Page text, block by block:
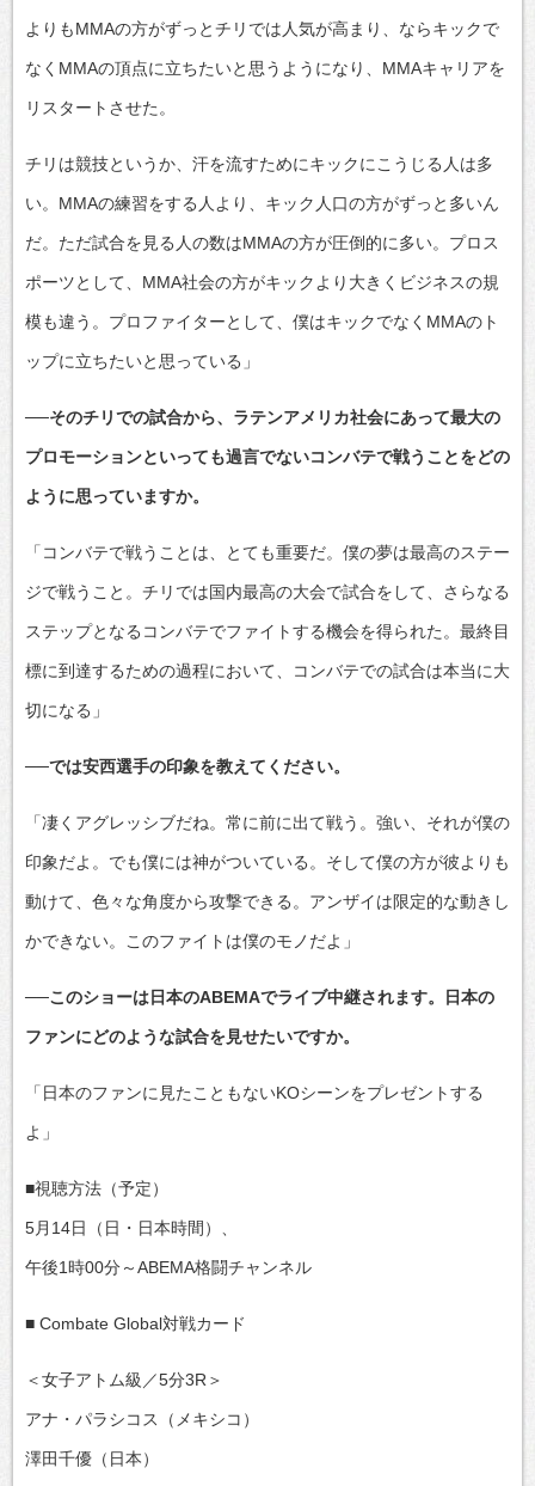
よりもMMAの方がずっとチリでは人気が高まり、ならキックで
なくMMAの頂点に立ちたいと思うようになり、MMAキャリアを
リスタートさせた。
チリは競技というか、汗を流すためにキックにこうじる人は多
い。MMAの練習をする人より、キック人口の方がずっと多いん
だ。ただ試合を見る人の数はMMAの方が圧倒的に多い。プロス
ポーツとして、MMA社会の方がキックより大きくビジネスの規
模も違う。プロファイターとして、僕はキックでなくMMAのト
ップに立ちたいと思っている」
──そのチリでの試合から、ラテンアメリカ社会にあって最大の
プロモーションといっても過言でないコンバテで戦うことをどの
ように思っていますか。
「コンバテで戦うことは、とても重要だ。僕の夢は最高のステー
ジで戦うこと。チリでは国内最高の大会で試合をして、さらなる
ステップとなるコンバテでファイトする機会を得られた。最終目
標に到達するための過程において、コンバテでの試合は本当に大
切になる」
──では安西選手の印象を教えてください。
「凄くアグレッシブだね。常に前に出て戦う。強い、それが僕の
印象だよ。でも僕には神がついている。そして僕の方が彼よりも
動けて、色々な角度から攻撃できる。アンザイは限定的な動きし
かできない。このファイトは僕のモノだよ」
──このショーは日本のABEMAでライブ中継されます。日本の
ファンにどのような試合を見せたいですか。
「日本のファンに見たこともないKOシーンをプレゼントする
よ」
■視聴方法（予定）
5月14日（日・日本時間）、
午後1時00分～ABEMA格闘チャンネル
■ Combate Global対戦カード
＜女子アトム級／5分3R＞
アナ・パラシコス（メキシコ）
澤田千優（日本）